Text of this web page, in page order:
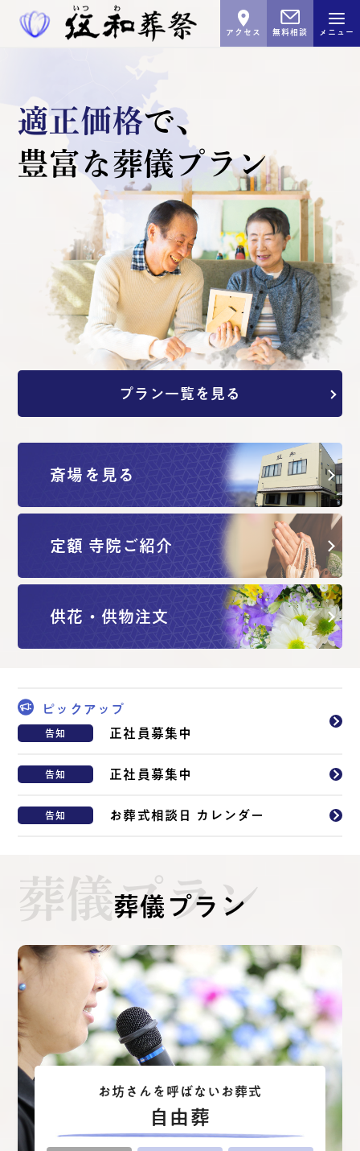
メニュー
無料相談
アクセス
適正価格で､
豊富な葬儀プラン
プラン一覧を見る
斎場を見る
定額 寺院ご紹介
供花・供物注文
ピックアップ
告知 正社員募集中
告知 正社員募集中
告知 お葬式相談日 カレンダー
葬儀プラン
葬儀プラン
⾃由葬
お坊さんを呼ばないお葬式